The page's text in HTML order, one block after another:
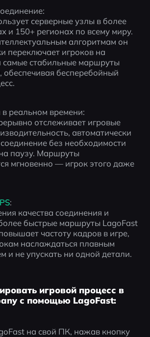
серверные узлы в более
и 150+ регионах по всему миру.
алгоритмам он
переключает игроков на
стабильные маршруты
обеспечивая бесперебойный
реальном времени:
отслеживает игровые
автоматически
без необходимости
паузу. Маршруты
мгновенно — игрок этого даже
:
качества соединения и
быстрые маршруты LagoFast
частоту кадров в игре,
наслаждаться плавным
и не упускать ни одной детали.
игровой процесс в
с помощью LagoFast:
на свой ПК, нажав кнопку